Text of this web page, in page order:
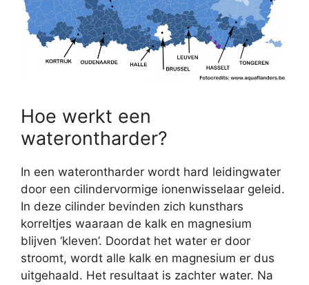
Hoe werkt een
waterontharder?
In een waterontharder wordt hard leidingwater
door een cilindervormige ionenwisselaar geleid.
In deze cilinder bevinden zich kunsthars
korreltjes waaraan de kalk en magnesium
blijven ‘kleven’. Doordat het water er door
stroomt, wordt alle kalk en magnesium er dus
uitgehaald. Het resultaat is zachter water. Na